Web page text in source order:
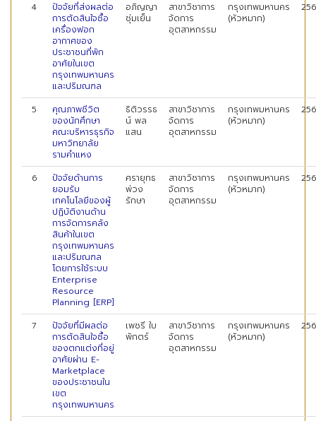
4
ปัจจัยที่ส่งผลต่อ
การตัดสินใจซื้อ
เครื่องฟอก
อากาศของ
ประชาชนที่พัก
อาศัยในเขต
กรุงเทพมหานคร
และปริมณฑล
อภิญญา
ชุ่มเย็น
สาขาวิชาการ
จัดการ
อุตสาหกรรม
กรุงเทพมหานคร
(หัวหมาก)
5
คุณภาพชีวิต
ของนักศึกษา
คณะบริหารธุรกิจ
มหาวิทยาลัย
รามคำแหง
ธิติวรรธ
น์ พล
แสน
สาขาวิชาการ
จัดการ
อุตสาหกรรม
กรุงเทพมหานคร
(หัวหมาก)
6
ปัจจัยด้านการ
ยอมรับ
เทคโนโลยีของผู้
ปฏิบัติงานด้าน
การจัดการคลัง
สินค้าในเขต
กรุงเทพมหานคร
และปริมณฑล
โดยการใช้ระบบ
Enterprise
Resource
Planning [ERP]
ศรายุทธ
พ่วง
รักษา
สาขาวิชาการ
จัดการ
อุตสาหกรรม
กรุงเทพมหานคร
(หัวหมาก)
7
ปัจจัยที่มีผลต่อ
การตัดสินใจซื้อ
ของตกแต่งที่อยู่
อาศัยผ่าน E-
Marketplace
ของประชาชนใน
เขต
กรุงเทพมหานคร
เพชรี ใบ
พักตร์
สาขาวิชาการ
จัดการ
อุตสาหกรรม
กรุงเทพมหานคร
(หัวหมาก)